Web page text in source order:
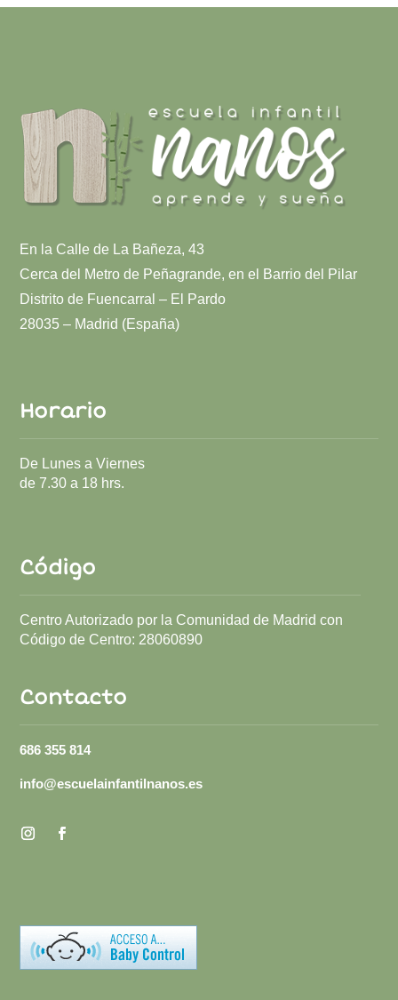
En la Calle de La Bañeza, 43
Cerca del Metro de Peñagrande, en el Barrio del Pilar
Distrito de Fuencarral – El Pardo
28035 – Madrid (España)
Horario
De Lunes a Viernes
de 7.30 a 18 hrs.
Código
Centro Autorizado por la Comunidad de Madrid con
Código de Centro: 28060890
Contacto
686 355 814
info@escuelainfantilnanos.es